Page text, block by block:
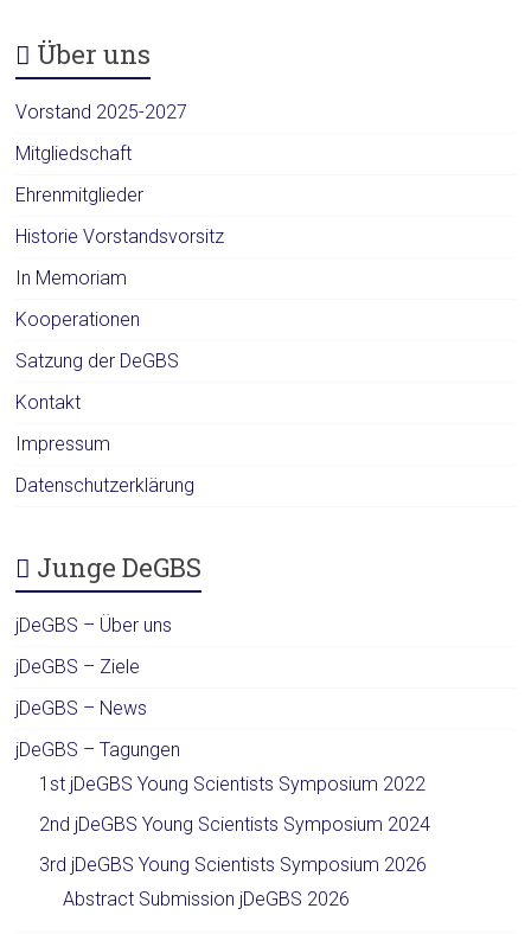
Über uns
Vorstand 2025-2027
Mitgliedschaft
Ehrenmitglieder
Historie Vorstandsvorsitz
In Memoriam
Kooperationen
Satzung der DeGBS
Kontakt
Impressum
Datenschutzerklärung
Junge DeGBS
jDeGBS – Über uns
jDeGBS – Ziele
jDeGBS – News
jDeGBS – Tagungen
1st jDeGBS Young Scientists Symposium 2022
2nd jDeGBS Young Scientists Symposium 2024
3rd jDeGBS Young Scientists Symposium 2026
Abstract Submission jDeGBS 2026